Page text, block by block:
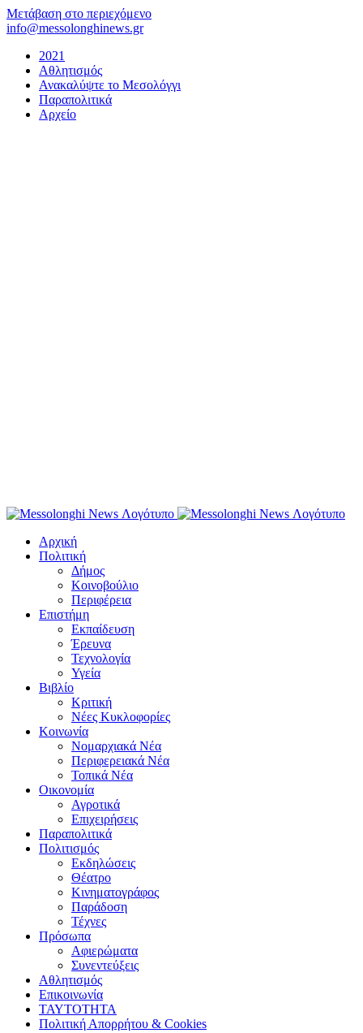
Μετάβαση στο περιεχόμενο
info@messolonghinews.gr
2021
Αθλητισμός
Ανακαλύψτε το Μεσολόγγι
Παραπολιτικά
Αρχείο
Αρχική
Πολιτική
Δήμος
Κοινοβούλιο
Περιφέρεια
Επιστήμη
Εκπαίδευση
Έρευνα
Τεχνολογία
Υγεία
Βιβλίο
Κριτική
Νέες Κυκλοφορίες
Κοινωνία
Νομαρχιακά Νέα
Περιφερειακά Νέα
Τοπικά Νέα
Οικονομία
Αγροτικά
Επιχειρήσεις
Παραπολιτικά
Πολιτισμός
Εκδηλώσεις
Θέατρο
Κινηματογράφος
Παράδοση
Τέχνες
Πρόσωπα
Αφιερώματα
Συνεντεύξεις
Αθλητισμός
Επικοινωνία
ΤΑΥΤΟΤΗΤΑ
Πολιτική Απορρήτου & Cookies